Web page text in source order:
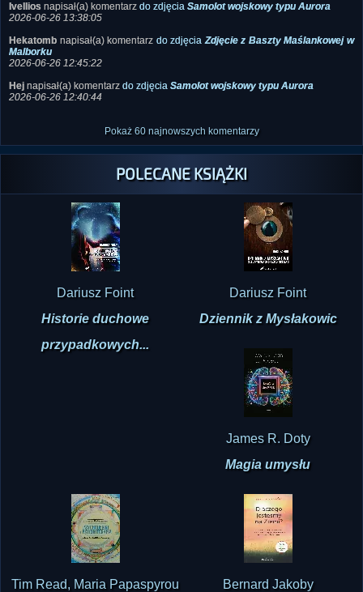
Ivellios napisał(a) komentarz do zdjęcia Samolot wojskowy typu Aurora
2026-06-26 13:38:05
Hekatomb napisał(a) komentarz do zdjęciaZdjęcie z Baszty Maślankowej w
Malborku
2026-06-26 12:45:22
Hej napisał(a) komentarz do zdjęcia Samolot wojskowy typu Aurora
2026-06-26 12:40:44
Pokaż 60 najnowszych komentarzy
POLECANE KSIĄŻKI
Dariusz Foint
Historie duchowe
przypadkowych...
Dariusz Foint
Dziennik z Mysłakowic
James R. Doty
Magia umysłu
Tim Read, Maria Papaspyrou
Bernard Jakoby